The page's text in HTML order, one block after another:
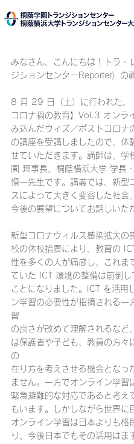
みなさん、こんにちは！トラ・
ジションセンターReporter）の
8 月 29 日（土）に行われた、
コロナ禍の教育】Vol.3 オンラ
み込んだウィズ／ポストコロナ
の講座を受講しましたので、体
せていただきます。講師は、学
園 理事長、桐蔭横浜大学 学長
慎一先生です。講義では、新型
スによって大きく変容した社会
今後の展望についてお話しいた
新型コロナウィルス感染拡大の
校の休校措置により、教育の
性を多くの人が痛感し、これま
ていた ICT 環境の整備は前倒し
ことになりました。ICT を活用
ン学習の必要性が指摘される一
習
の良さが改めて理解されるなど
は保護者や子ども、教員の方々
の
在り方を考えさせる機会となっ
ません。一方でオンライン学習
緊急避難的な対応であると考え
もいます。しかしながら世界に
オンライン学習は日本よりも格
り、今後日本でもその活用はま